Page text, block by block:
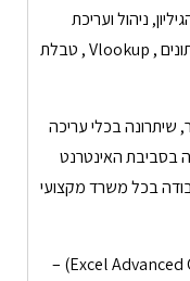
ניהול ועריכת
קבצים ושילובים, חישובים , IF , מיון וסינון נתונים , Vlookup , טבלת
שיתרונה בכלי עריכה
בסביבת האינטרנט
בכל משרד מקצועי
אקסל מתקדם כולל יישור קו ( Excel Advanced Combined) –